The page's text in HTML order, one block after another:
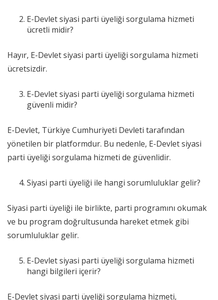
E-Devlet siyasi parti üyeliği sorgulama hizmeti
ücretli midir?
Hayır, E-Devlet siyasi parti üyeliği sorgulama hizmeti
ücretsizdir.
E-Devlet siyasi parti üyeliği sorgulama hizmeti
güvenli midir?
E-Devlet, Türkiye Cumhuriyeti Devleti tarafından
yönetilen bir platformdur. Bu nedenle, E-Devlet siyasi
parti üyeliği sorgulama hizmeti de güvenlidir.
Siyasi parti üyeliği ile hangi sorumluluklar gelir?
Siyasi parti üyeliği ile birlikte, parti programını okumak
ve bu program doğrultusunda hareket etmek gibi
sorumluluklar gelir.
E-Devlet siyasi parti üyeliği sorgulama hizmeti
hangi bilgileri içerir?
E-Devlet siyasi parti üyeliği sorgulama hizmeti,